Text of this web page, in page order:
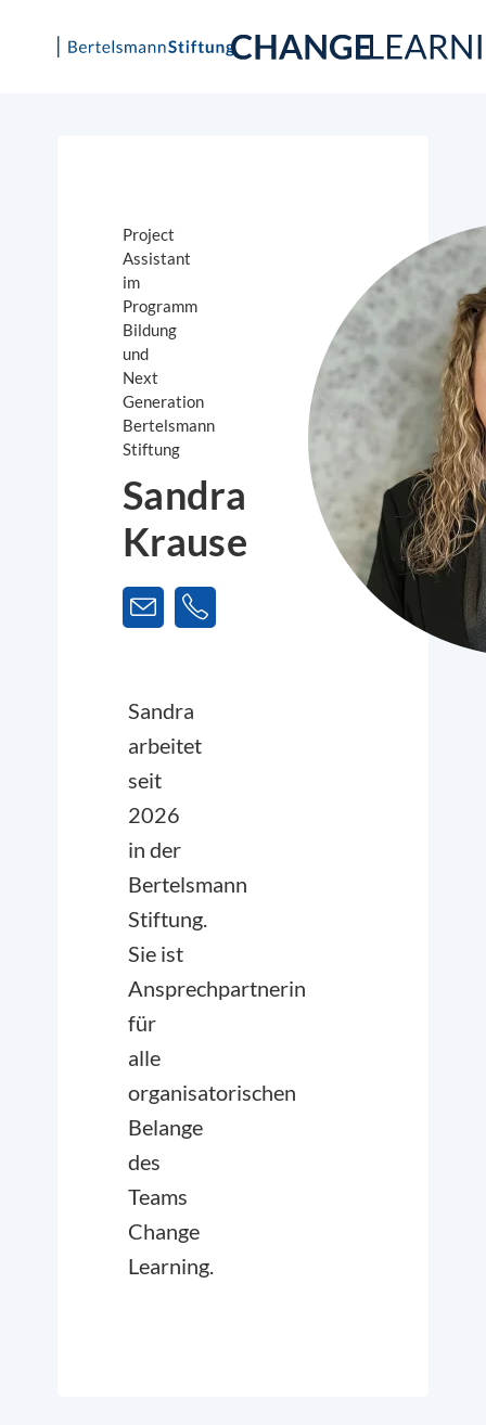
Project
Assistant
im
Programm
Bildung
und
Next
Generation
Bertelsmann
Stiftung
Sandra
Krause
Sandra
arbeitet
seit
2026
in der
Bertelsmann
Stiftung.
Sie ist
Ansprechpartnerin
für
alle
organisatorischen
Belange
des
Teams
Change
Learning.